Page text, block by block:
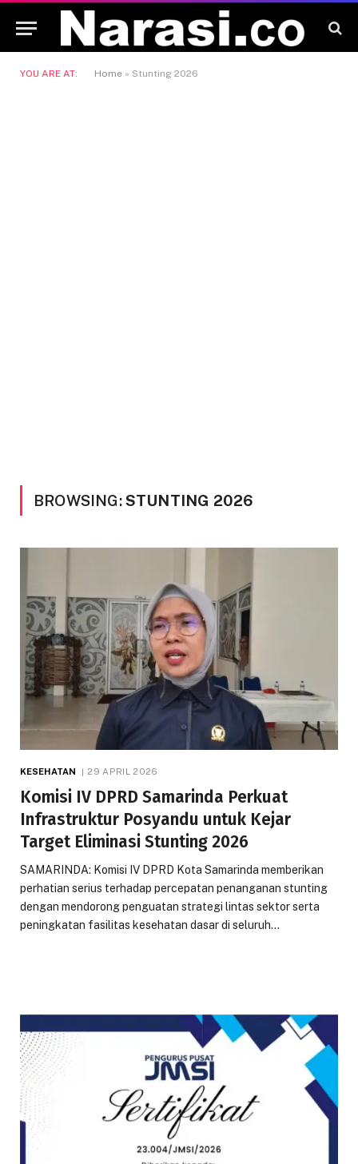
YOU ARE AT: Home » Stunting 2026
BROWSING:STUNTING 2026
KESEHATAN 29 APRIL 2026
Komisi IV DPRD Samarinda Perkuat
Infrastruktur Posyandu untuk Kejar
Target Eliminasi Stunting 2026
SAMARINDA: Komisi IV DPRD Kota Samarinda memberikan
perhatian serius terhadap percepatan penanganan stunting
dengan mendorong penguatan strategi lintas sektor serta
peningkatan fasilitas kesehatan dasar di seluruh…